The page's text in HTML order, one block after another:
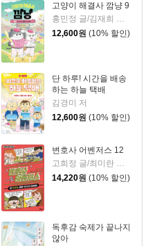
고양이 해결사 깜냥 9
홍민정 글/김재희 그림
12,600원 (10% 할인)
단 하루! 시간을 배송
하는 하늘 택배
김경미 저
12,600원 (10% 할인)
변호사 어벤저스 12
고희정 글/최미란 그림/신주영 감수
14,220원 (10% 할인)
독후감 숙제가 끝나지
않아